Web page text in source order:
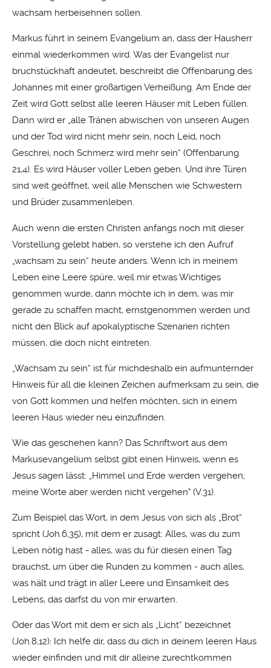
wachsam herbeisehnen sollen.
Markus führt in seinem Evangelium an, dass der Hausherr
einmal wiederkommen wird. Was der Evangelist nur
bruchstückhaft andeutet, beschreibt die Offenbarung des
Johannes mit einer großartigen Verheißung. Am Ende der
Zeit wird Gott selbst alle leeren Häuser mit Leben füllen.
Dann wird er „alle Tränen abwischen von unseren Augen
und der Tod wird nicht mehr sein, noch Leid, noch
Geschrei, noch Schmerz wird mehr sein“ (Offenbarung
21,4). Es wird Häuser voller Leben geben. Und ihre Türen
sind weit geöffnet, weil alle Menschen wie Schwestern
und Brüder zusammenleben.
Auch wenn die ersten Christen anfangs noch mit dieser
Vorstellung gelebt haben, so verstehe ich den Aufruf
„wachsam zu sein“ heute anders. Wenn ich in meinem
Leben eine Leere spüre, weil mir etwas Wichtiges
genommen wurde, dann möchte ich in dem, was mir
gerade zu schaffen macht, ernstgenommen werden und
nicht den Blick auf apokalyptische Szenarien richten
müssen, die doch nicht eintreten.
„Wachsam zu sein“ ist für michdeshalb ein aufmunternder
Hinweis für all die kleinen Zeichen aufmerksam zu sein, die
von Gott kommen und helfen möchten, sich in einem
leeren Haus wieder neu einzufinden.
Wie das geschehen kann? Das Schriftwort aus dem
Markusevangelium selbst gibt einen Hinweis, wenn es
Jesus sagen lässt: „Himmel und Erde werden vergehen;
meine Worte aber werden nicht vergehen" (V.31).
Zum Beispiel das Wort, in dem Jesus von sich als „Brot“
spricht (Joh.6,35), mit dem er zusagt: Alles, was du zum
Leben nötig hast - alles, was du für diesen einen Tag
brauchst, um über die Runden zu kommen - auch alles,
was hält und trägt in aller Leere und Einsamkeit des
Lebens, das darfst du von mir erwarten.
Oder das Wort mit dem er sich als „Licht“ bezeichnet
(Joh.8,12): Ich helfe dir, dass du dich in deinem leeren Haus
wieder einfinden und mit dir alleine zurechtkommen